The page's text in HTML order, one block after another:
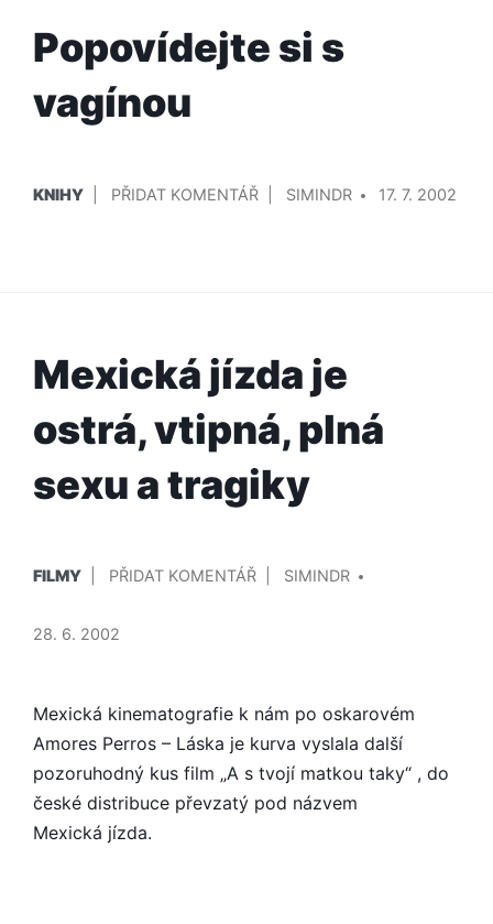
Popovídejte si s
vagínou
V
KNIHY PŘIDAT KOMENTÁŘNA
SIMINDR
17. 7. 2002
Mexická jízda je
ostrá, vtipná, plná
sexu a tragiky
V
FILMY PŘIDAT KOMENTÁŘNA
VTIPNÁ,
TRAGIKY
SIMINDR
28. 6. 2002
Mexická kinematografie k nám po oskarovém
Amores Perros – Láska je kurva vyslala další
pozoruhodný kus film „A s tvojí matkou taky“ , do
české distribuce převzatý pod názvem
Mexická jízda.